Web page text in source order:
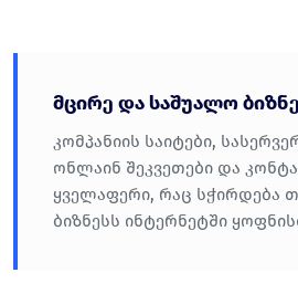
მცირე და საშუალო
კომპანიის საიტები,
ონლაინ შეკვეთები და
ყველაფერი, რაც სჭირდება
ბიზნესს ინტერნეტში